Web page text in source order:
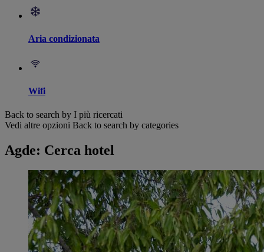
Aria condizionata
Wifi
Back to search by I più ricercati
Vedi altre opzioni Back to search by categories
Agde: Cerca hotel